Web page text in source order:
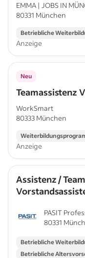
EMMA | JOBS IN
80331 München
Betriebliche
Anzeige
Teamassistenz
Neu
WorkSmart
80333 München
Anzeige
Assistenz /
PASIT
GmbH
80331
Betriebliche
Betriebliche